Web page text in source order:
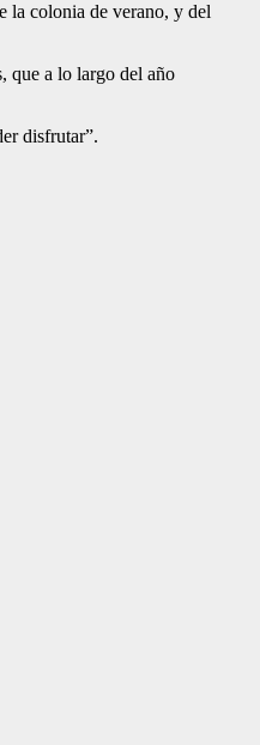
la colonia de verano, y del
que a lo largo del año
disfrutar”.